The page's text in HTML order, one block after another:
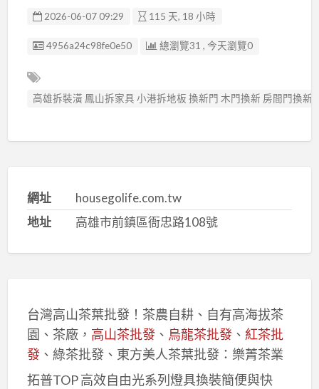
2026-06-07 09:29 115 天, 18 小時
廣告编號
4956a24c98fe0e50 總瀏覽31 , 今天瀏覽0
高雄拆裝潢 鳳山拆家具 小港拆地板 換新門 木門換新 房間門換新
網址
housegolife.com.tw
地址
高雄市前鎮區衙忠路108號
台灣高山茶葉批發！茶農自耕、自有高海拔茶
園、茶廠， 高山茶批發、 烏龍茶批發、 紅茶批
發、綠茶批發、東方美人茶葉批發：樂菁茶業
拓普TOP 高效自由光系列燈具換裝簡便與快